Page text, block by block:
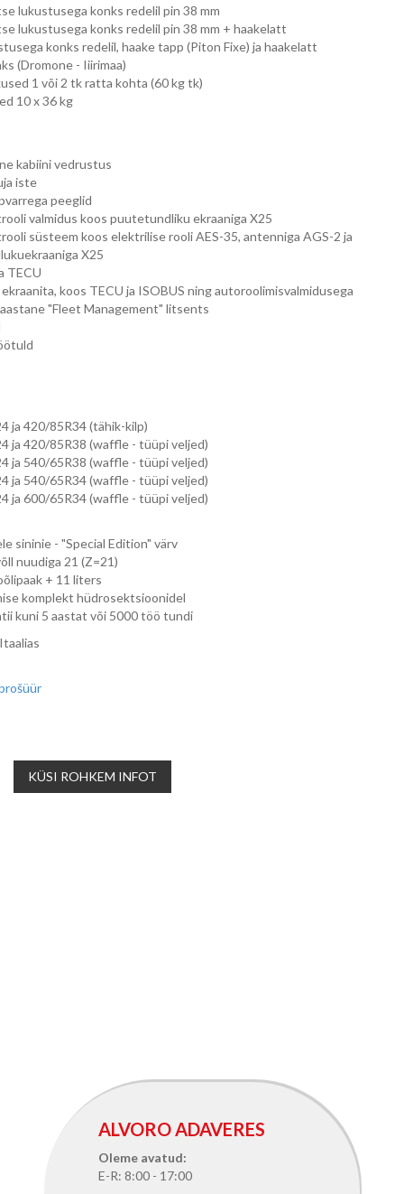
lukustusega konks redelil pin 38 mm
lukustusega konks redelil pin 38 mm + haakelatt
konks redelil, haake tapp (Piton Fixe) ja haakelatt
(Dromone - Iiirimaa)
1 või 2 tk ratta kohta (60 kg tk)
10 x 36 kg
kabiini vedrustus
iste
peeglid
valmidus koos puutetundliku ekraaniga X25
süsteem koos elektrilise rooli AES-35, antenniga AGS-2 ja
X25
TECU
koos TECU ja ISOBUS ning autoroolimisvalmidusega
"Fleet Management" litsents
ja 420/85R34 (tähik-kilp)
ja 420/85R38 (waffle - tüüpi veljed)
ja 540/65R38 (waffle - tüüpi veljed)
ja 540/65R34 (waffle - tüüpi veljed)
ja 600/65R34 (waffle - tüüpi veljed)
sininie - "Special Edition" värv
nuudiga 21 (Z=21)
+ 11 liters
komplekt hüdrosektsioonidel
kuni 5 aastat või 5000 töö tundi
KÜSI ROHKEM INFOT
ALVORO ADAVERES
Oleme avatud:
E-R: 8:00 - 17:00